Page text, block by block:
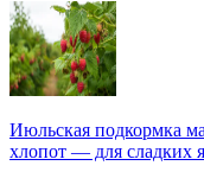
Июльская подкормка
хлопот — для сладких